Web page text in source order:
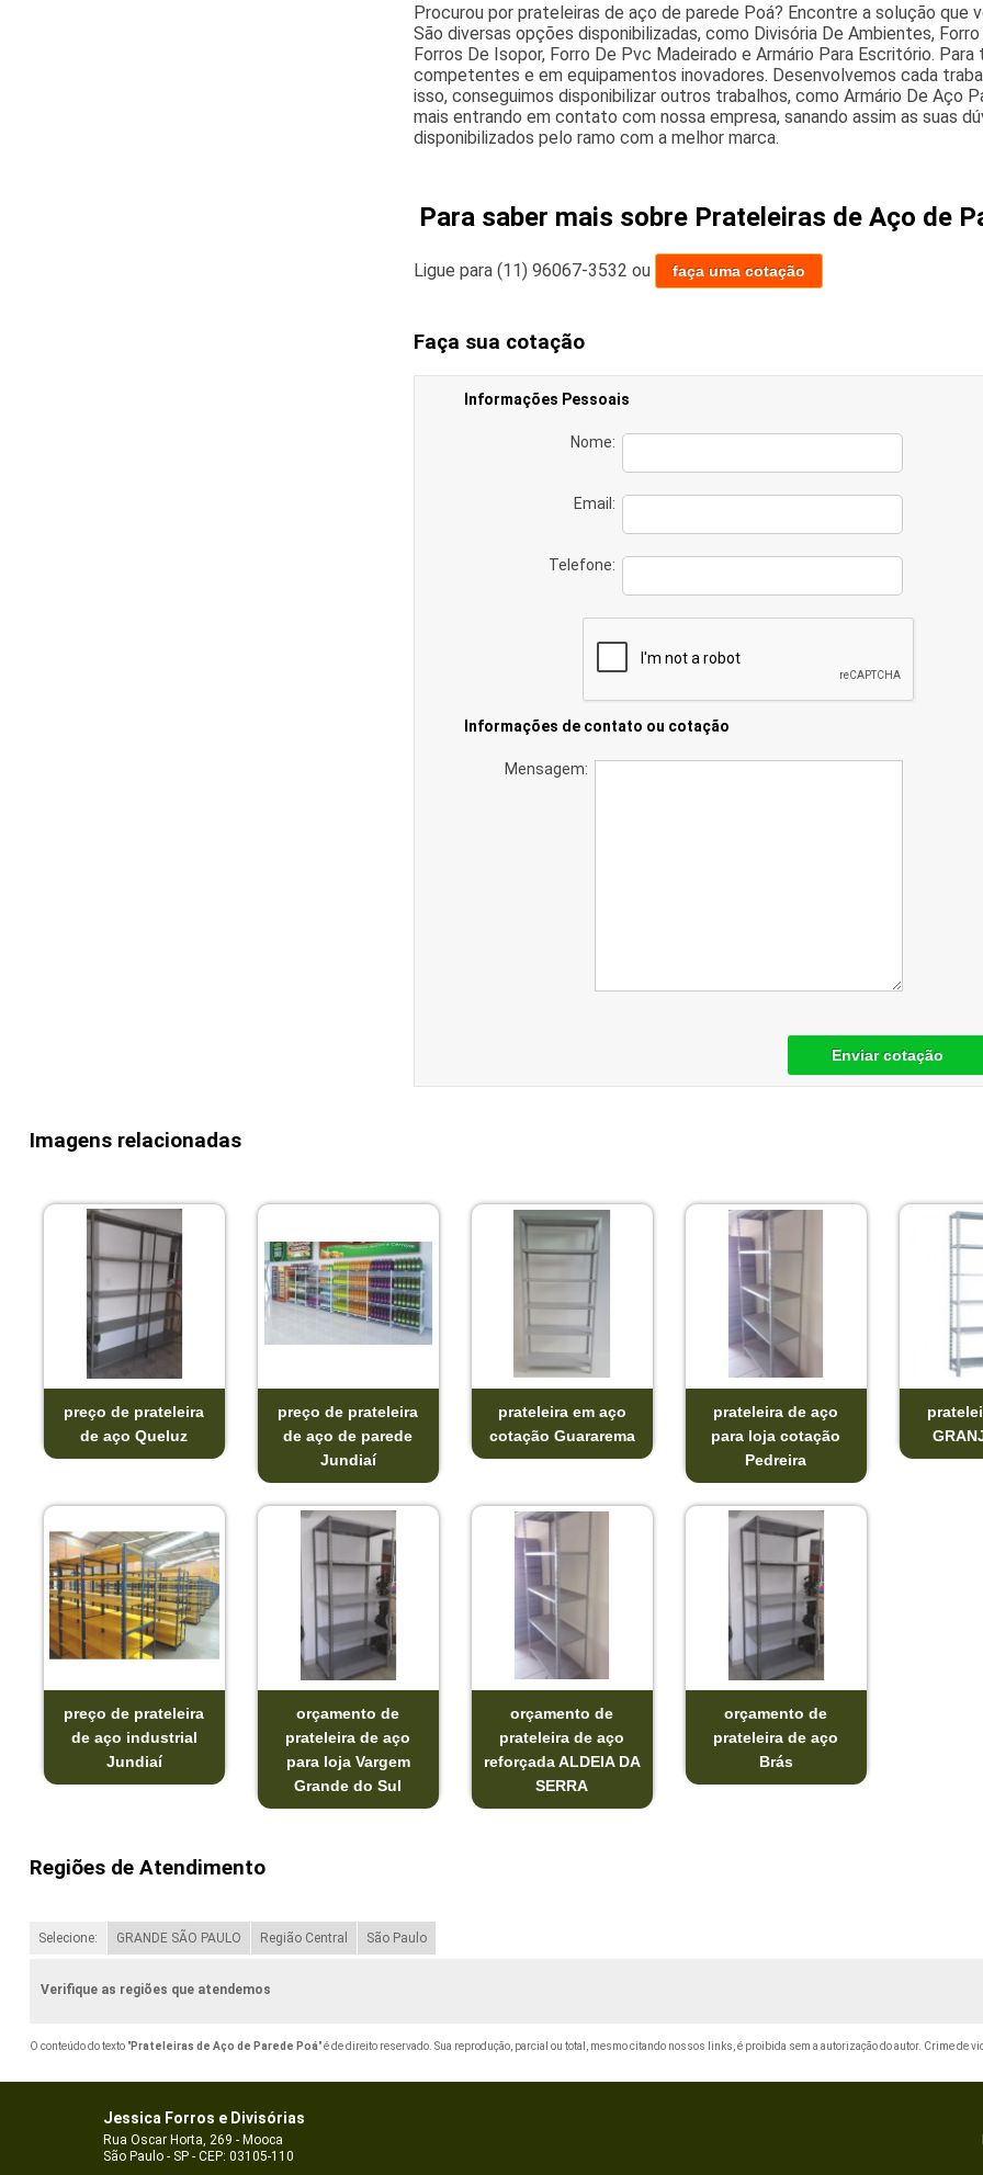
Procurou por prateleiras de aço de parede Poá? Encontre a solução que
São diversas opções disponibilizadas, como Divisória De Ambientes,
Forros De Isopor, Forro De Pvc Madeirado e Armário Para Escritório.
competentes e em equipamentos inovadores. Desenvolvemos cada
isso, conseguimos disponibilizar outros trabalhos, como Armário De Aço
mais entrando em contato com nossa empresa, sanando assim as suas
disponibilizados pelo ramo com a melhor marca.
Para saber mais sobre Prateleiras de Aço de
Ligue para(11) 96067-3532 ou faça uma cotação
Faça sua cotação
Informações Pessoais
Nome:
Email:
Telefone:
Informações de contato ou cotação
Mensagem:
Enviar cotação
Imagens relacionadas
preço de prateleira
de aço Queluz
preço de prateleira
de aço de parede
Jundiaí
prateleira em aço
cotação Guararema
prateleira de aço
para loja cotação
Pedreira
preço de prateleira
de aço industrial
Jundiaí
orçamento de
prateleira de aço
para loja Vargem
Grande do Sul
orçamento de
prateleira de aço
reforçada ALDEIA DA
SERRA
orçamento de
prateleira de aço
Brás
Regiões de Atendimento
Selecione: GRANDE SÃO PAULO Região Central São Paulo
Verifique as regiões que atendemos
O conteúdo do texto "Prateleiras de Aço de Parede Poá" é de direito reservado. Sua reprodução, parcial ou total, mesmo citando nossos links, é proibida sem a autorização do autor. Crime de
Jessica Forros e Divisórias
Rua Oscar Horta, 269 - Mooca
São Paulo - SP - CEP: 03105-110